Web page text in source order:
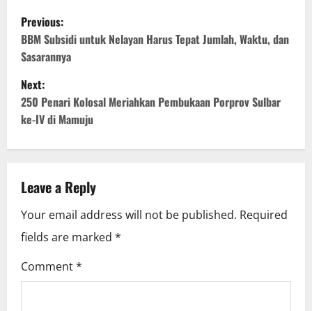
P
o
s
t
n
v
i
g
a
Previous:
BBM Subsidi untuk Nelayan Harus Tepat Jumlah, Waktu, dan
Sasarannya
Next:
250 Penari Kolosal Meriahkan Pembukaan Porprov Sulbar
ke-IV di Mamuju
Leave a Reply
Your email address will not be published. Required
fields are marked *
Comment*